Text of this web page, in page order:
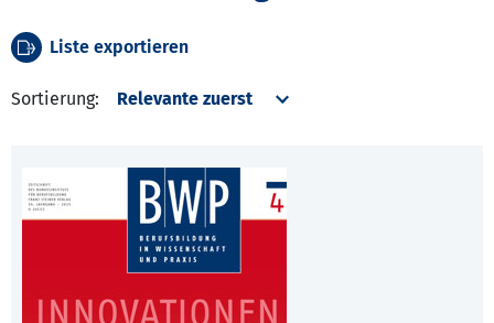
Liste exportieren
Sortierung: